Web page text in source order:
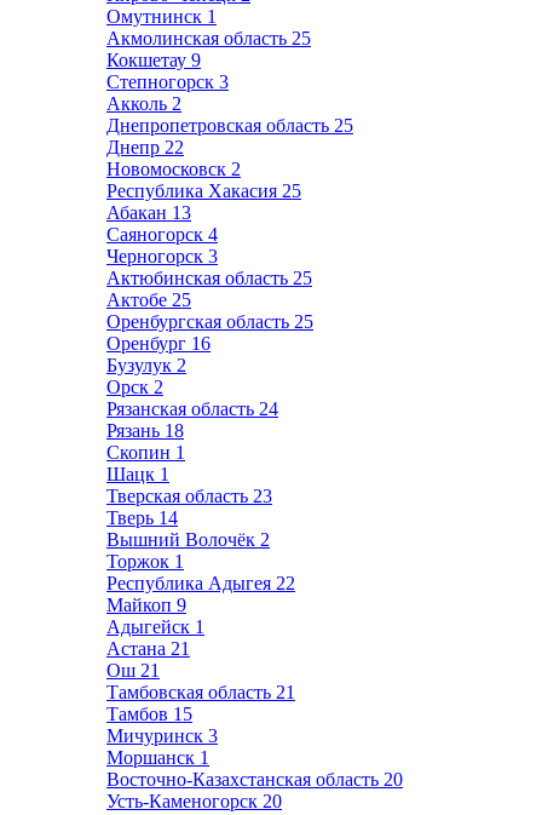
Омутнинск 1
Акмолинская область 25
Кокшетау 9
Степногорск 3
Акколь 2
Днепропетровская область 25
Днепр 22
Новомосковск 2
Республика Хакасия 25
Абакан 13
Саяногорск 4
Черногорск 3
Актюбинская область 25
Актобе 25
Оренбургская область 25
Оренбург 16
Бузулук 2
Орск 2
Рязанская область 24
Рязань 18
Скопин 1
Шацк 1
Тверская область 23
Тверь 14
Вышний Волочёк 2
Торжок 1
Республика Адыгея 22
Майкоп 9
Адыгейск 1
Астана 21
Ош 21
Тамбовская область 21
Тамбов 15
Мичуринск 3
Моршанск 1
Восточно-Казахстанская область 20
Усть-Каменогорск 20